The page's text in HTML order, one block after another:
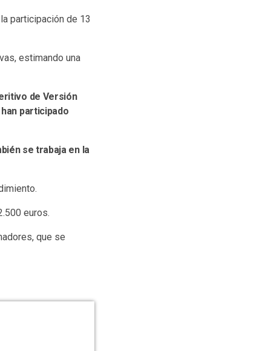
participación de 13
estimando una
de Versión
participado
se trabaja en la
euros.
que se